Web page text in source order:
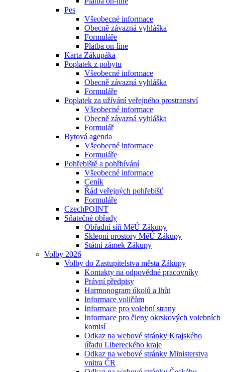
Pes
Všeobecné informace
Obecně závazná vyhláška
Formuláře
Platba on-line
Karta Zákupáka
Poplatek z pobytu
Všeobecné informace
Obecně závazná vyhláška
Formuláře
Poplatek za užívání veřejného prostranství
Všeobecné informace
Obecně závazná vyhláška
Formulář
Bytová agenda
Všeobecné informace
Formuláře
Pohřebiště a pohřbívání
Všeobecné informace
Ceník
Řád veřejných pohřebišť
Formuláře
CzechPOINT
Sňatečné obřady
Obřadní síň MěÚ Zákupy
Sklepní prostory MěÚ Zákupy
Státní zámek Zákupy
Volby 2026
Volby do Zastupitelstva města Zákupy
Kontakty na odpovědné pracovníky
Právní předpisy
Harmonogram úkolů a lhůt
Informace voličům
Informace pro volební strany
Informace pro členy okrskových volebních
komisí
Odkaz na webové stránky Krajského
úřadu Libereckého kraje
Odkaz na webové stránky Ministerstva
vnitra ČR